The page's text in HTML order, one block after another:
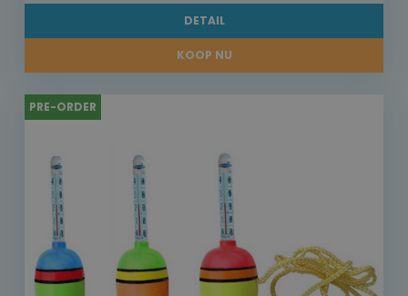
DETAIL
KOOP NU
PRE-ORDER